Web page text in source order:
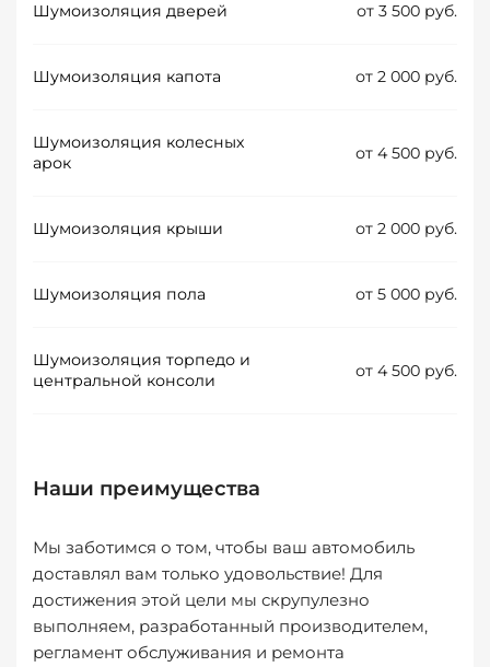
Шумоизоляция дверей от 3 500 руб.
Шумоизоляция капота от 2 000 руб.
Шумоизоляция колесных
арок
от 4 500 руб.
Шумоизоляция крыши от 2 000 руб.
Шумоизоляция пола от 5 000 руб.
Шумоизоляция торпедо и
центральной консоли
от 4 500 руб.
Наши преимущества
Мы заботимся о том, чтобы ваш автомобиль
доставлял вам только удовольствие! Для
достижения этой цели мы скрупулезно
выполняем, разработанный производителем,
регламент обслуживания и ремонта